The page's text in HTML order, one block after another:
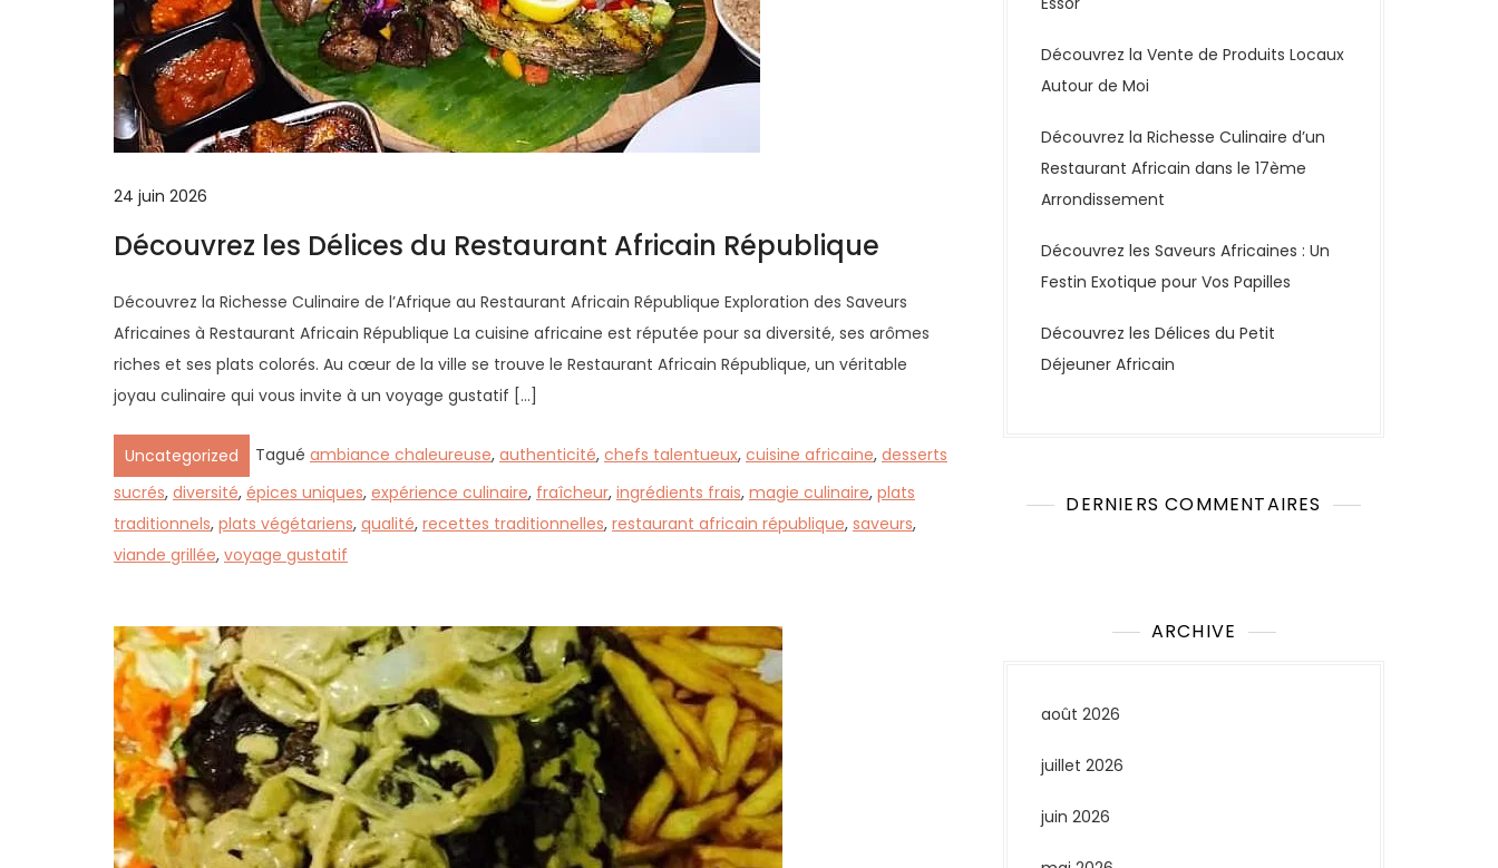
24 juin 2026
Découvrez les Délices du Restaurant Africain République
Découvrez la Richesse Culinaire de l’Afrique au Restaurant Africain République Exploration des Saveurs
Africaines à Restaurant Africain République La cuisine africaine est réputée pour sa diversité, ses arômes
riches et ses plats colorés. Au cœur de la ville se trouve le Restaurant Africain République, un véritable
joyau culinaire qui vous invite à un voyage gustatif […]
Uncategorized Tagué ambiance chaleureuse, authenticité, chefs talentueux, cuisine africaine, desserts
sucrés, diversité, épices uniques, expérience culinaire, fraîcheur, ingrédients frais, magie culinaire, plats
traditionnels, plats végétariens, qualité, recettes traditionnelles, restaurant africain république, saveurs,
viande grillée, voyage gustatif
Découvrez la Vente de Produits Locaux
Autour de Moi
Découvrez la Richesse Culinaire d’un
Restaurant Africain dans le 17ème
Arrondissement
Découvrez les Saveurs Africaines : Un
Festin Exotique pour Vos Papilles
Découvrez les Délices du Petit
Déjeuner Africain
DERNIERS COMMENTAIRES
ARCHIVE
août 2026
juillet 2026
juin 2026